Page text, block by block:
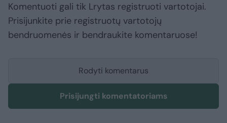
Komentuoti gali tik Lrytas registruoti vartotojai.
Prisijunkite prie registruotų vartotojų
bendruomenės ir bendraukite komentaruose!
Rodyti komentarus
Prisijungti komentatoriams